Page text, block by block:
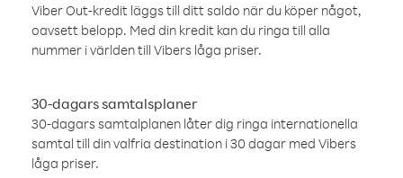
Viber Out-kredit läggs till ditt saldo när du köper något,
oavsett belopp. Med din kredit kan du ringa till alla
nummer i världen till Vibers låga priser.
30-dagars samtalsplaner
30-dagars samtalplanen låter dig ringa internationella
samtal till din valfria destination i 30 dagar med Vibers
låga priser.